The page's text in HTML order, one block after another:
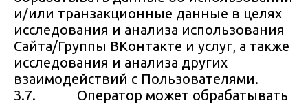
и/или транзакционные данные в целях
исследования и анализа использования
Сайта/Группы ВКонтакте и услуг, а также
исследования и анализа других
взаимодействий с Пользователями.
3.7. Оператор может обрабатывать